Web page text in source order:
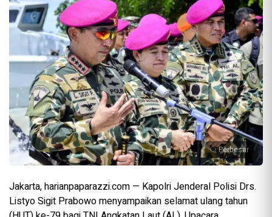
Perbesar
Jakarta, harianpaparazzi.com — Kapolri Jenderal Polisi Drs.
Listyo Sigit Prabowo menyampaikan selamat ulang tahun